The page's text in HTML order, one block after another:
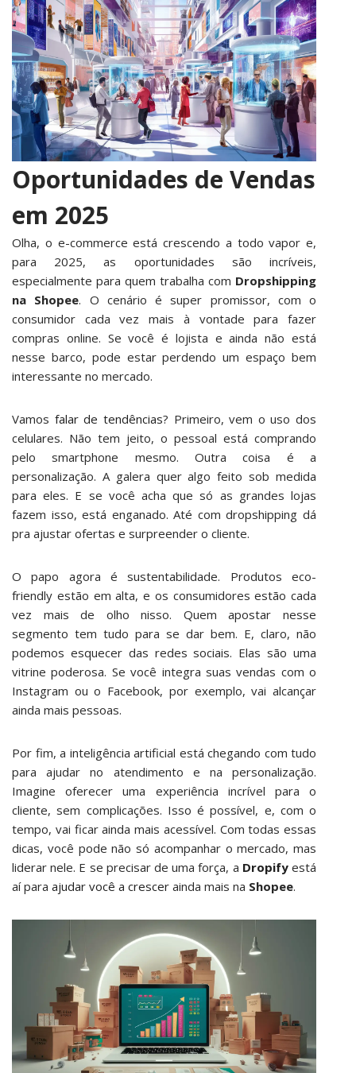
Oportunidades de Vendas
em 2025
Olha, o e-commerce está crescendo a todo vapor e,
para 2025, as oportunidades são incríveis,
especialmente para quem trabalha com Dropshipping
na Shopee. O cenário é super promissor, com o
consumidor cada vez mais à vontade para fazer
compras online. Se você é lojista e ainda não está
nesse barco, pode estar perdendo um espaço bem
interessante no mercado.
Vamos falar de tendências? Primeiro, vem o uso dos
celulares. Não tem jeito, o pessoal está comprando
pelo smartphone mesmo. Outra coisa é a
personalização. A galera quer algo feito sob medida
para eles. E se você acha que só as grandes lojas
fazem isso, está enganado. Até com dropshipping dá
pra ajustar ofertas e surpreender o cliente.
O papo agora é sustentabilidade. Produtos eco-
friendly estão em alta, e os consumidores estão cada
vez mais de olho nisso. Quem apostar nesse
segmento tem tudo para se dar bem. E, claro, não
podemos esquecer das redes sociais. Elas são uma
vitrine poderosa. Se você integra suas vendas com o
Instagram ou o Facebook, por exemplo, vai alcançar
ainda mais pessoas.
Por fim, a inteligência artificial está chegando com tudo
para ajudar no atendimento e na personalização.
Imagine oferecer uma experiência incrível para o
cliente, sem complicações. Isso é possível, e, com o
tempo, vai ficar ainda mais acessível. Com todas essas
dicas, você pode não só acompanhar o mercado, mas
liderar nele. E se precisar de uma força, a Dropifyestá
aí para ajudar você a crescer ainda mais na Shopee.